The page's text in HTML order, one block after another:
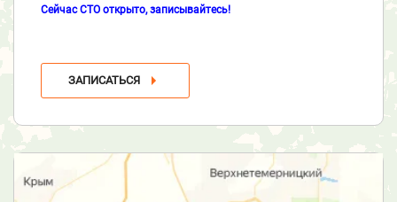
Сейчас СТО открыто, записывайтесь!
ЗАПИСАТЬСЯ